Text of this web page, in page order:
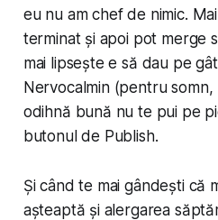
eu nu am chef de nimic.
terminat și apoi pot merge
mai lipsește e să dau pe
Nervocalmin (pentru
odihnă bună nu te pui pe
butonul de Publish.
Și când te mai gândești că
așteaptă și alergarea